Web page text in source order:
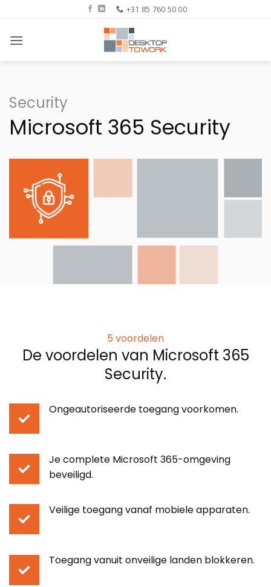
naar
inhoud
+31 85 760 50 00
Security
Microsoft 365 Security
5 voordelen
De voordelen van Microsoft 365
Security.
Ongeautoriseerde toegang voorkomen.
Je complete Microsoft 365-omgeving
beveiligd.
Veilige toegang vanaf mobiele apparaten.
Toegang vanuit onveilige landen blokkeren.